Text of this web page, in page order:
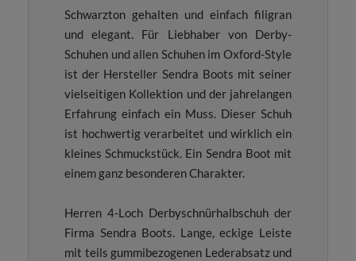
Schwarzton gehalten und einfach filigran
und elegant. Für Liebhaber von Derby-
Schuhen und allen Schuhen im Oxford-Style
ist der Hersteller Sendra Boots mit seiner
vielseitigen Kollektion und der jahrelangen
Erfahrung einfach ein Muss. Dieser Schuh
ist hochwertig verarbeitet und wirklich ein
kleines Schmuckstück. Ein Sendra Boot mit
einem ganz besonderen Charakter.
Herren 4-Loch Derbyschnürhalbschuh der
Firma Sendra Boots. Lange, eckige Leiste
mit teils gummibezogenen Lederabsatz und